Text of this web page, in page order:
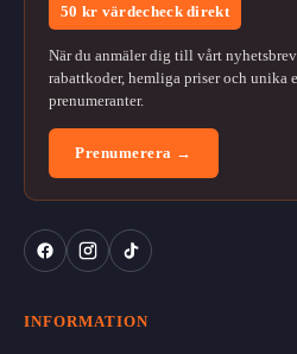
50 kr värdecheck direkt
När du anmäler dig till vårt
rabattkoder, hemliga priser och unika
prenumeranter.
Prenumerera →
INFORMATION